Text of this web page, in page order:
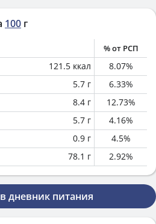
100 г
% от РСП
121.5 ккал 8.07%
5.7 г 6.33%
8.4 г 12.73%
5.7 г 4.16%
0.9 г 4.5%
78.1 г 2.92%
дневник питания